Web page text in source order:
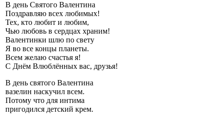
В день Святого Валентина
Поздравляю всех любимых!
Тех, кто любит и любим,
Чью любовь в сердцах храним!
Валентинки шлю по свету
Я во все концы планеты.
Всем желаю счастья я!
С Днём Влюблённых вас, друзья!
В день святого Валентина
вазелин наскучил всем.
Потому что для интима
пригодился детский крем.